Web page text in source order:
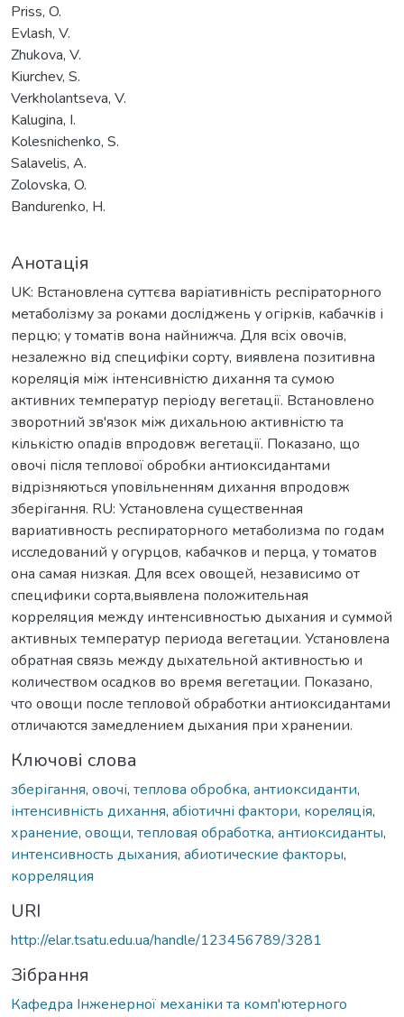
Priss, O.
Еvlash, V.
Zhukova, V.
Kiurchev, S.
Verkholantseva, V.
Kalugina, I.
Kolesnichenko, S.
Salavelis, A.
Zolovska, O.
Bandurenko, H.
Анотація
UK: Встановлена суттєва варіативність респіраторного
метаболізму за роками досліджень у огірків, кабачків і
перцю; у томатів вона найнижча. Для всіх овочів,
незалежно від специфіки сорту, виявлена позитивна
кореляція між інтенсивністю дихання та сумою
активних температур періоду вегетації. Встановлено
зворотний зв'язок між дихальною активністю та
кількістю опадів впродовж вегетації. Показано, що
овочі після теплової обробки антиоксидантами
відрізняються уповільненням дихання впродовж
зберігання. RU: Установлена существенная
вариативность респираторного метаболизма по годам
исследований у огурцов, кабачков и перца, у томатов
она самая низкая. Для всех овощей, независимо от
специфики сорта,выявлена положительная
корреляция между интенсивностью дыхания и суммой
активных температур периода вегетации. Установлена
обратная связь между дыхательной активностью и
количеством осадков во время вегетации. Показано,
что овощи после тепловой обработки антиоксидантами
отличаются замедлением дыхания при хранении.
Ключові слова
зберігання, овочі, теплова обробка, антиоксиданти,
інтенсивність дихання, абіотичні фактори, кореляція,
хранение, овощи, тепловая обработка, антиоксиданты,
интенсивность дыхания, абиотические факторы,
корреляция
URI
http://elar.tsatu.edu.ua/handle/123456789/3281
Зібрання
Кафедра Інженерної механіки та комп'ютерного